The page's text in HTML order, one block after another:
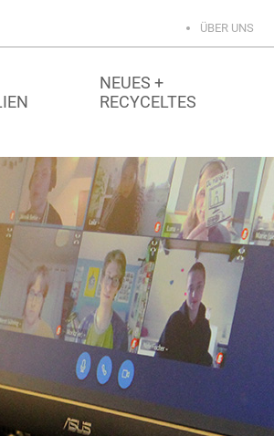
ÜBER UNS
NEUES +
RECYCELTES